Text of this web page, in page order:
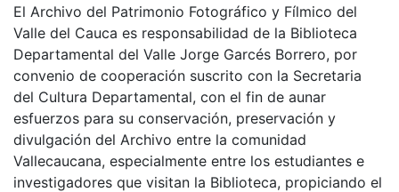
El Archivo del Patrimonio Fotográfico y Fílmico del
Valle del Cauca es responsabilidad de la Biblioteca
Departamental del Valle Jorge Garcés Borrero, por
convenio de cooperación suscrito con la Secretaria
del Cultura Departamental, con el fin de aunar
esfuerzos para su conservación, preservación y
divulgación del Archivo entre la comunidad
Vallecaucana, especialmente entre los estudiantes e
investigadores que visitan la Biblioteca, propiciando el